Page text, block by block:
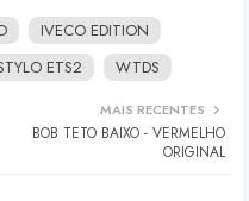
IVECO EDITION
ETS2 WTDS
MAIS RECENTES
BOB TETO BAIXO - VERMELHO
ORIGINAL